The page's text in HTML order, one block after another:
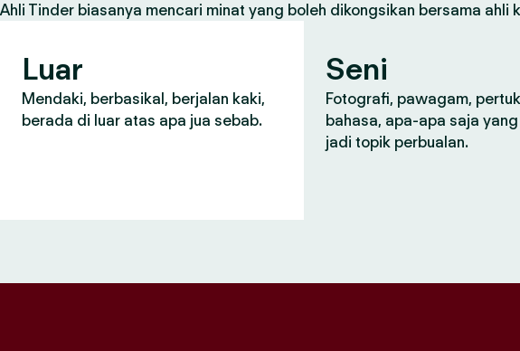
Ahli Tinder biasanya mencari minat yang boleh dikongsikan bersama
Luar
Mendaki, berbasikal, berjalan kaki,
berada di luar atas apa jua sebab.
Seni
Fotografi, pawagam,
bahasa, apa-apa saja
jadi topik perbualan.